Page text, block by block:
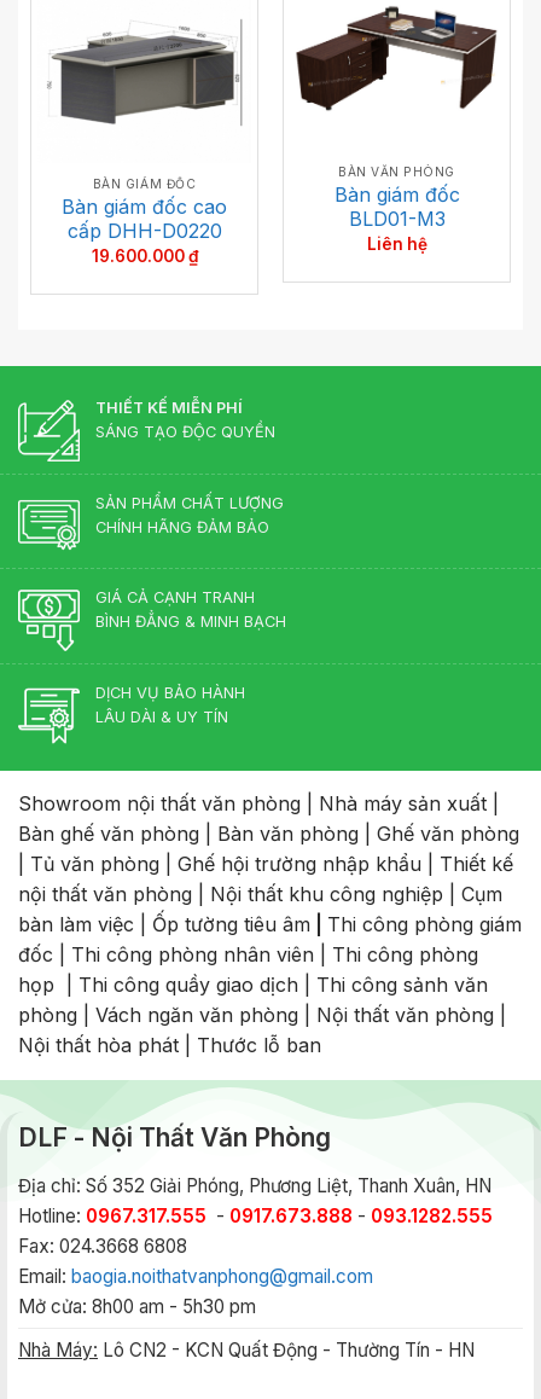
BÀN GIÁM ĐỐC
Bàn giám đốc cao
cấp DHH-D0220
19.600.000₫
BÀN VĂN PHÒNG
Bàn giám đốc
BLD01-M3
Liên hệ
THIẾT KẾ MIỄN PHÍ
SÁNG TẠO ĐỘC QUYỀN
SẢN PHẨM CHẤT LƯỢNG
CHÍNH HÃNG ĐẢM BẢO
GIÁ CẢ CẠNH TRANH
BÌNH ĐẲNG & MINH BẠCH
DỊCH VỤ BẢO HÀNH
LÂU DÀI & UY TÍN
Showroom nội thất văn phòng Nhà máy sản xuất
Bàn ghế văn phòng
Bàn văn phòng
Ghế văn phòng
Tủ văn phòng Ghế hội trường nhập khẩu
Thiết kế
nội thất văn phòng
Nội thất khu công nghiệp
Cụm
bàn làm việc
Ốp tường tiêu âm
Thi công phòng giám
đốc
Thi công phòng nhân viên
Thi công phòng
họp
Thi công quầy giao dịch
Thi công sảnh văn
phòng
Vách ngăn văn phòng Nội thất văn phòng
Nội thất hòa phát
Thước lỗ ban
DLF - Nội Thất Văn Phòng
Địa chỉ: Số 352 Giải Phóng, Phương Liệt, Thanh Xuân, HN
Hotline: 0967.317.555 - 0917.673.888 - 093.1282.555
Fax: 024.3668 6808
Email: baogia.noithatvanphong@gmail.com
Mở cửa: 8h00 am - 5h30 pm
Nhà Máy: Lô CN2 - KCN Quất Động - Thường Tín - HN